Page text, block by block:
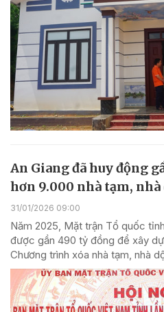
An Giang đã huy động
hơn 9.000 nhà tạm,
31/01/2026 09:00
Năm 2025, Mặt trận Tổ quốc
được gần 490 tỷ đồng để xây
Chương trình xóa nhà tạm, nhà